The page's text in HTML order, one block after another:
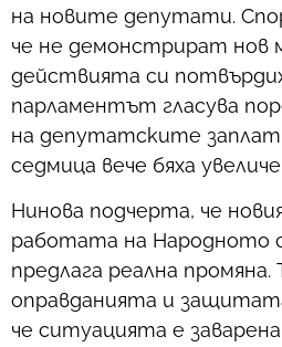
на новите депутати.
че не демонстрират нов
действията си
парламентът гласува
на депутатските
седмица вече бяха
Нинова подчерта, че
работата на Народното
предлага реална промяна.
оправданията и
че ситуацията е